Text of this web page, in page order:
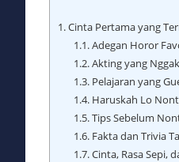
1.Cinta Pertama yang
1.1.Adegan Horor
1.2.Akting yang
1.3.Pelajaran yang
1.4.Haruskah Lo
1.5.Tips Sebelum
1.6.Fakta dan Trivia
1.7.Cinta, Rasa Sepi,